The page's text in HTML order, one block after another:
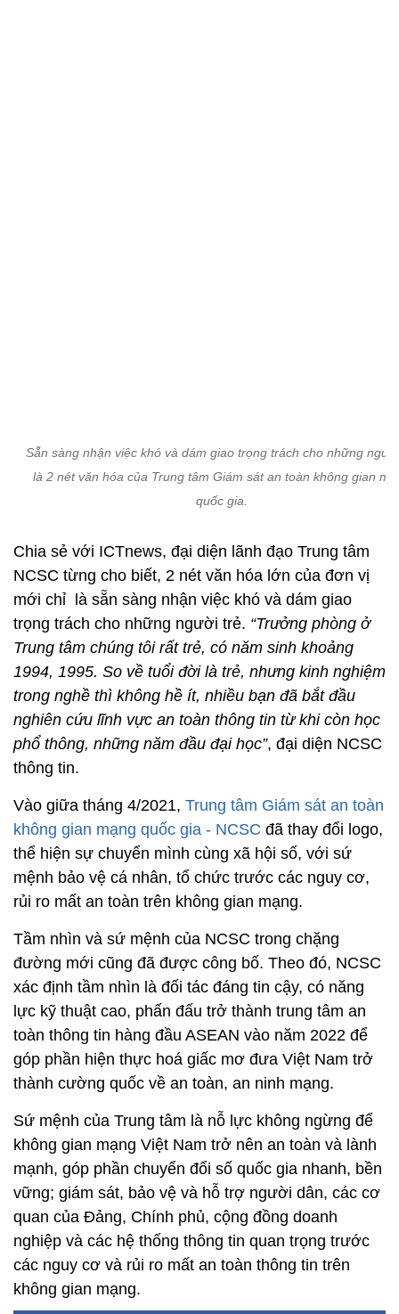
Sẵn sàng nhận việc khó và dám giao trọng trách cho những
là 2 nét văn hóa của Trung tâm Giám sát an toàn không gian
quốc gia.
Chia sẻ với ICTnews, đại diện lãnh đạo Trung tâm
NCSC từng cho biết, 2 nét văn hóa lớn của đơn vị
mới chỉ là sẵn sàng nhận việc khó và dám giao
trọng trách cho những người trẻ. “Trưởng phòng ở
Trung tâm chúng tôi rất trẻ, có năm sinh khoảng
1994, 1995. So về tuổi đời là trẻ, nhưng kinh nghiệm
trong nghề thì không hề ít, nhiều bạn đã bắt đầu
nghiên cứu lĩnh vực an toàn thông tin từ khi còn học
phổ thông, những năm đầu đại học”, đại diện NCSC
thông tin.
Vào giữa tháng 4/2021, Trung tâm Giám sát an toàn
không gian mạng quốc gia - NCSC đã thay đổi logo,
thể hiện sự chuyển mình cùng xã hội số, với sứ
mệnh bảo vệ cá nhân, tổ chức trước các nguy cơ,
rủi ro mất an toàn trên không gian mạng.
Tầm nhìn và sứ mệnh của NCSC trong chặng
đường mới cũng đã được công bố. Theo đó, NCSC
xác định tầm nhìn là đối tác đáng tin cậy, có năng
lực kỹ thuật cao, phấn đấu trở thành trung tâm an
toàn thông tin hàng đầu ASEAN vào năm 2022 để
góp phần hiện thực hoá giấc mơ đưa Việt Nam trở
thành cường quốc về an toàn, an ninh mạng.
Sứ mệnh của Trung tâm là nỗ lực không ngừng để
không gian mạng Việt Nam trở nên an toàn và lành
mạnh, góp phần chuyển đổi số quốc gia nhanh, bền
vững; giám sát, bảo vệ và hỗ trợ người dân, các cơ
quan của Đảng, Chính phủ, cộng đồng doanh
nghiệp và các hệ thống thông tin quan trọng trước
các nguy cơ và rủi ro mất an toàn thông tin trên
không gian mạng.